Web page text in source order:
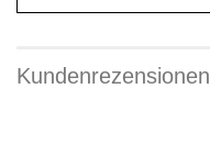
Kundenrezensionen